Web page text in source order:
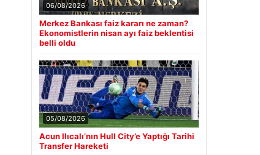
06/08/2026
Merkez Bankası faiz kararı ne zaman?
Ekonomistlerin nisan ayı faiz beklentisi
belli oldu
05/08/2026
Acun Ilıcalı’nın Hull City’e Yaptığı Tarihi
Transfer Hareketi